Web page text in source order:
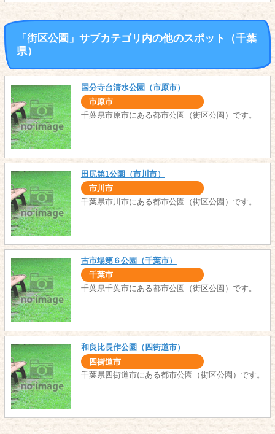
「街区公園」サブカテゴリ内の他のスポット（千葉
県）
国分寺台清水公園（市原市）
市原市
千葉県市原市にある都市公園（街区公園）です。
田尻第1公園（市川市）
市川市
千葉県市川市にある都市公園（街区公園）です。
古市場第６公園（千葉市）
千葉市
千葉県千葉市にある都市公園（街区公園）です。
和良比長作公園（四街道市）
四街道市
千葉県四街道市にある都市公園（街区公園）です。